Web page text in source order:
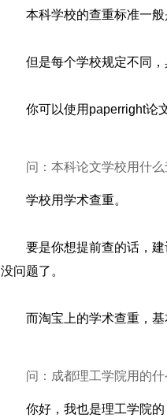
本科学校的查重标准一
但是每个学校规定不同
你可以使用paperright论
问：本科论文学校用什
学校用学术查重。
要是你想提前查的话，
没问题了。
而淘宝上的学术查重，基
问：成都理工学院用的
你好，我也是理工学院